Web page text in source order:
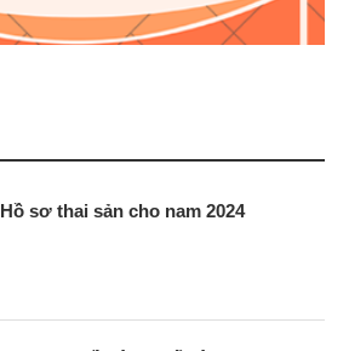
Hồ sơ thai sản cho nam 2024